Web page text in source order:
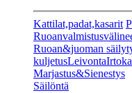
Kattilat,padat,kasarit
Ruoan&juoman
kuljetusLeivonta
Marjastus&Sienestys
Säilöntä